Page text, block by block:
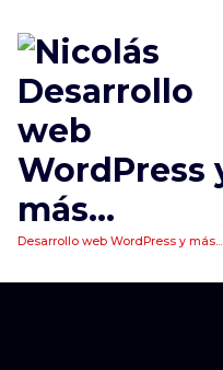
contenido
Desarrollo web WordPress y más...